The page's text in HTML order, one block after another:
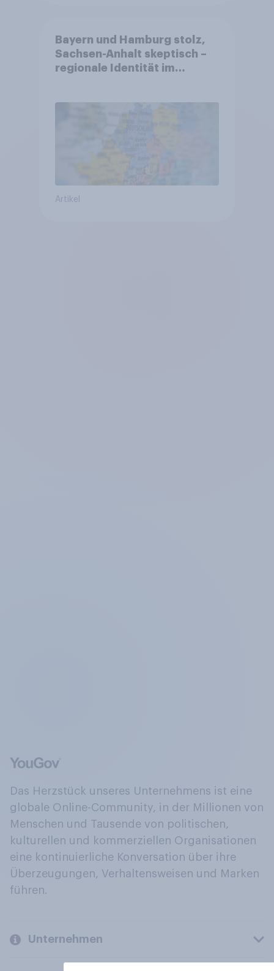
Bayern und Hamburg stolz,
Sachsen-Anhalt skeptisch –
regionale Identität im
Artikel
Das Herzstück unseres Unternehmens ist eine
globale Online-Community, in der Millionen von
Menschen und Tausende von politischen,
kulturellen und kommerziellen Organisationen
eine kontinuierliche Konversation über ihre
Überzeugungen, Verhaltensweisen und Marken
führen.
Unternehmen